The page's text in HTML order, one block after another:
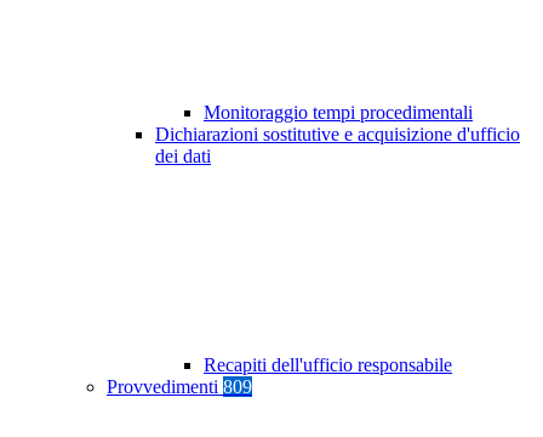
Monitoraggio tempi procedimentali
Dichiarazioni sostitutive e acquisizione d'ufficio
dei dati
Recapiti dell'ufficio responsabile
Provvedimenti 809